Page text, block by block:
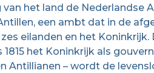
het land de Nederlandse
een ambt dat in de
eilanden en het
het Koninkrijk als
Antillianen – wordt de